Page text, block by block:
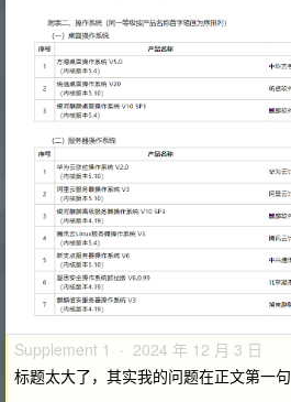
Supplement 1 · 2024 年 12 月 3 日
标题太大了，其实我的问题在正文第一句